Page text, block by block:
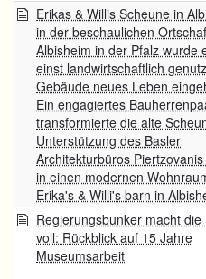
Erikas & Willis Scheune in
in der beschaulichen
Albisheim in der Pfalz wurde
einst landwirtschaftlich
Gebäude neues Leben
Ein engagiertes
transformierte die alte
Unterstützung des Basler
Architekturbüros
in einen modernen
Erika's & Willi's barn in
Regierungsbunker macht die
voll: Rückblick auf 15 Jahre
Museumsarbeit